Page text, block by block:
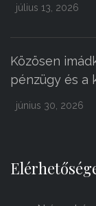
július 13, 2026
Közösen
pénzügy és a
június 30, 2026